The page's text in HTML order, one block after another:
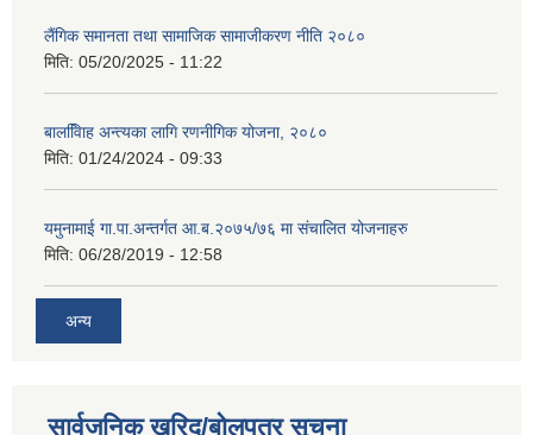
लैंगिक समानता तथा सामाजिक सामाजीकरण नीति २०८०
मिति: 05/20/2025 - 11:22
बालवििाह अन्त्यका लागि रणनीगिक योजना, २०८०
मिति: 01/24/2024 - 09:33
यमुनामाई गा.पा.अन्तर्गत आ.ब.२०७५/७६ मा संचालित योजनाहरु
मिति: 06/28/2019 - 12:58
अन्य
सार्वजनिक खरिद/बोलपत्र सूचना